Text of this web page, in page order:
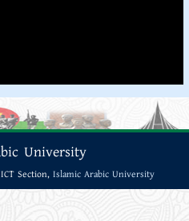
University
Section, Islamic Arabic University